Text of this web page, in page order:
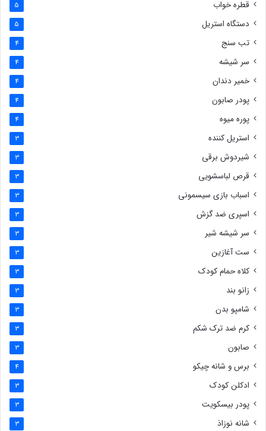
قطره خواب 5
دستگاه استریل 5
تب سنج 4
سر شیشه 4
خمیر دندان 4
پودر صابون 4
پوره میوه 4
استریل کننده 3
شیردوش برقی 3
قرص لباسشویی 3
اسباب بازی سیسمونی 3
اسپری ضد گزش 3
سر شیشه شیر 3
ست آغازین 3
کلاه حمام کودک 3
زانو بند 3
شامپو بدن 3
کرم ضد ترک شکم 3
صابون 3
برس و شانه چیکو 4
ادکلن کودک 3
پودر بیسکویت 3
شانه نوزاذ 3